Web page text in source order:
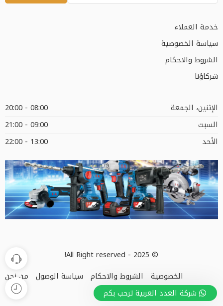
خدمة العملاء
سياسة الخصوصية
الشروط والاحكام
شركاؤنا
الإثنين، الجمعة
08:00 - 20:00
السبت
09:00 - 21:00
الأحد
13:00 - 22:00
© 2025 - All Right reserved!
الخصوصية
الشروط والاحكام سياسة الوصول من نحن
شركة العدد العربية ترحب بكم